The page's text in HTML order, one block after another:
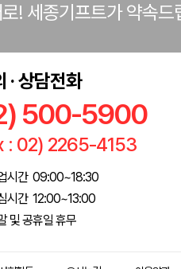
! 세종기프트가 약속드
· 상담전화
500-5900
: 02) 2265-4153
시간 09:00~18:30
시간 12:00~13:00
및 공휴일 휴무